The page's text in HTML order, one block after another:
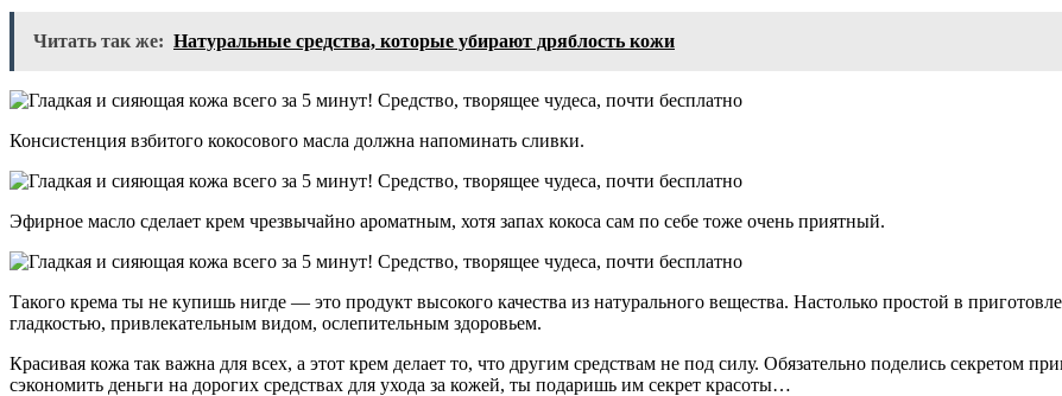
Читать так же: Натуральные средства, которые убирают дряблость кожи
Консистенция взбитого кокосового масла должна напоминать сливки.
Эфирное масло сделает крем чрезвычайно ароматным, хотя запах кокоса сам по себе тоже очень приятный.
Такого крема ты не купишь нигде — это продукт высокого качества из натурального вещества. Настолько простой в
гладкостью, привлекательным видом, ослепительным здоровьем.
Красивая кожа так важна для всех, а этот крем делает то, что другим средствам не под силу. Обязательно поделись секретом
сэкономить деньги на дорогих средствах для ухода за кожей, ты подаришь им секрет красоты…